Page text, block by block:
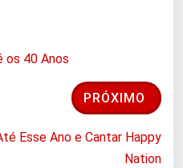
os 40 Anos
PRÓXIMO
Esse Ano e Cantar Happy
Nation